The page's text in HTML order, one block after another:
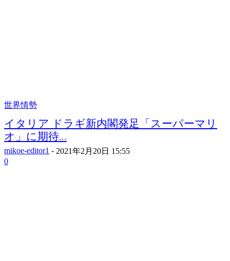
世界情勢
イタリア ドラギ新内閣発足「スーパーマリ
オ」に期待...
mikoe-editor1 - 2021年2月20日 15:55
0